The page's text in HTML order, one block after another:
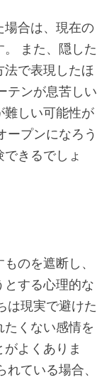
場合は、現在の
また、隠した
で表現したほ
テンが息苦しい
難しい可能性が
ープンになろう
きるでしょ
のを遮断し、
とする心理的な
は現実で避けた
くない感情を
よくありま
ている場合、